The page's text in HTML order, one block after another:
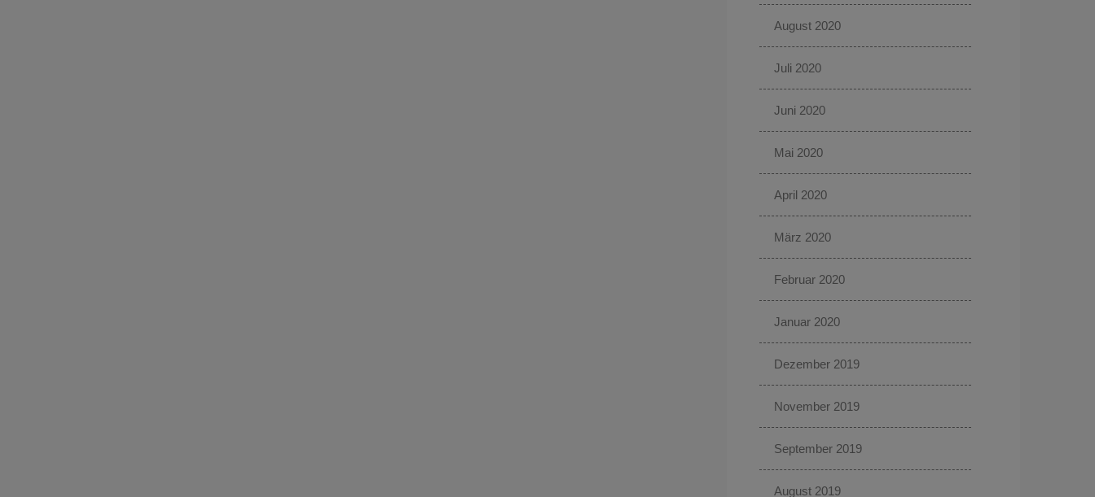
August 2020
Juli 2020
Juni 2020
Mai 2020
April 2020
März 2020
Februar 2020
Januar 2020
Dezember 2019
November 2019
September 2019
August 2019